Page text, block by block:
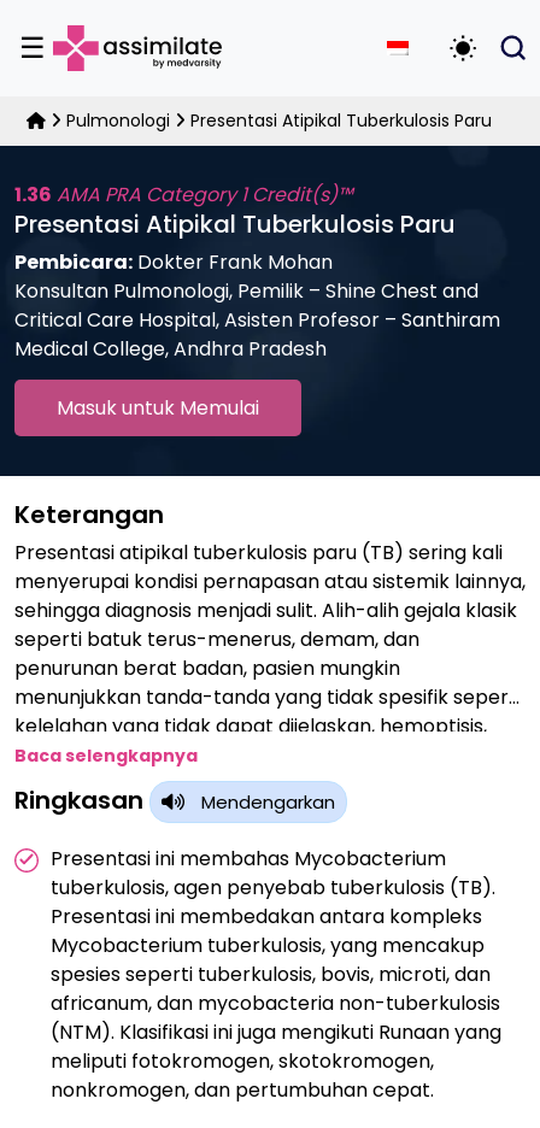
☰ Alihkan
Pulmonologi Presentasi Atipikal Tuberkulosis Paru
1.36 AMA PRA Category 1 Credit(s)™
Presentasi Atipikal Tuberkulosis Paru
Pembicara: Dokter Frank Mohan
Konsultan Pulmonologi, Pemilik – Shine Chest and
Critical Care Hospital, Asisten Profesor – Santhiram
Medical College, Andhra Pradesh
Masuk untuk Memulai
Keterangan
Presentasi atipikal tuberkulosis paru (TB) sering kali
menyerupai kondisi pernapasan atau sistemik lainnya,
sehingga diagnosis menjadi sulit. Alih-alih gejala klasik
seperti batuk terus-menerus, demam, dan
penurunan berat badan, pasien mungkin
menunjukkan tanda-tanda yang tidak spesifik seperti
kelelahan yang tidak dapat dijelaskan, hemoptisis,
atau bahkan temuan radiologis yang terisolasi. Pada
pasien lanjut usia, pasien dengan gangguan
kekebalan tubuh, atau pasien diabetes, TB dapat
muncul sebagai pneumonia atau massa paru yang
tidak kunjung sembuh. Bentuk atipikal ini dapat
menunda diagnosis dan pengobatan, sehingga
meningkatkan risiko perkembangan dan penularan
penyakit. Dokter harus memiliki indeks kecurigaan
yang tinggi, terutama di daerah endemis atau
populasi berisiko.
Baca selengkapnya
Ringkasan Mendengarkan
Presentasi ini membahas Mycobacterium
tuberkulosis, agen penyebab tuberkulosis (TB).
Presentasi ini membedakan antara kompleks
Mycobacterium tuberkulosis, yang mencakup
spesies seperti tuberkulosis, bovis, microti, dan
africanum, dan mycobacteria non-tuberkulosis
(NTM). Klasifikasi ini juga mengikuti Runaan yang
meliputi fotokromogen, skotokromogen,
nonkromogen, dan pertumbuhan cepat.